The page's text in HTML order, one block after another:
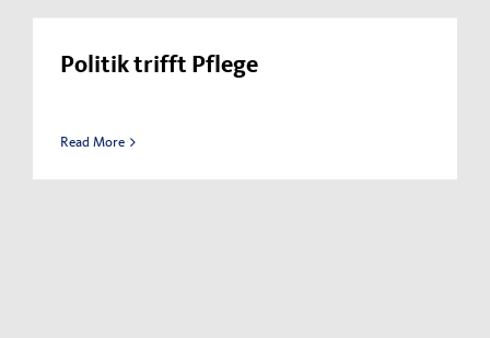
Politik trifft Pflege
Read More